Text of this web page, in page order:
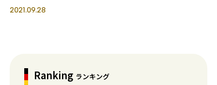
2021.09.28
Ranking ランキング